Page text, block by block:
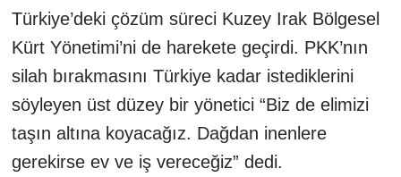
Türkiye’deki çözüm süreci Kuzey Irak Bölgesel
Kürt Yönetimi’ni de harekete geçirdi. PKK’nın
silah bırakmasını Türkiye kadar istediklerini
söyleyen üst düzey bir yönetici “Biz de elimizi
taşın altına koyacağız. Dağdan inenlere
gerekirse ev ve iş vereceğiz” dedi.